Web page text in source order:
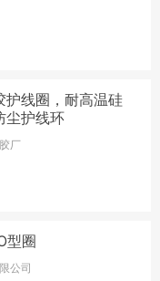
护线圈，耐高温硅
尘护线环
厂
型圈
公司